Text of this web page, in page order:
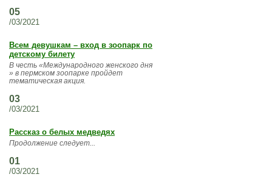
05
/03/2021
Всем девушкам – вход в зоопарк по
детскому билету
В честь «Международного женского дня
» в пермском зоопарке пройдет
тематическая акция.
03
/03/2021
Рассказ о белых медведях
Продолжение следует...
01
/03/2021